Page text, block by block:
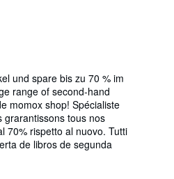
und spare bis zu 70 % im
range of second-hand
momox shop! Spécialiste
grarantissons tous nos
70% rispetto al nuovo. Tutti
de libros de segunda